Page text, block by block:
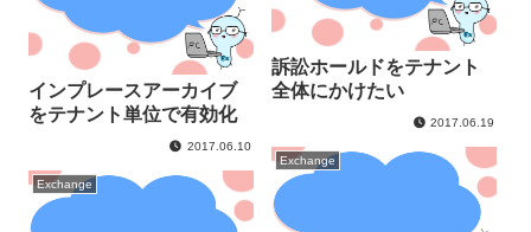
訴訟ホールドをテナント
全体にかけたい
2017.06.19
インプレースアーカイブ
をテナント単位で有効化
2017.06.10
Exchange
Exchange